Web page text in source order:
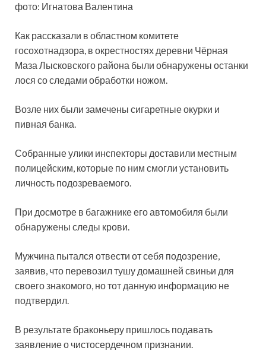
фото: Игнатова Валентина
Как рассказали в областном комитете
госохотнадзора, в окрестностях деревни Чёрная
Маза Лысковского района были обнаружены останки
лося со следами обработки ножом.
Возле них были замечены сигаретные окурки и
пивная банка.
Собранные улики инспекторы доставили местным
полицейским, которые по ним смогли установить
личность подозреваемого.
При досмотре в багажнике его автомобиля были
обнаружены следы крови.
Мужчина пытался отвести от себя подозрение,
заявив, что перевозил тушу домашней свиньи для
своего знакомого, но тот данную информацию не
подтвердил.
В результате браконьеру пришлось подавать
заявление о чистосердечном признании.